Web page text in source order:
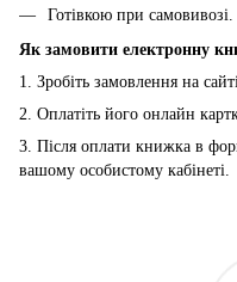
Готівкою при самовивозі.
Як замовити електронну
1. Зробіть замовлення на сайті.
2. Оплатіть його онлайн
3. Після оплати книжка в
вашому особистому кабінеті.